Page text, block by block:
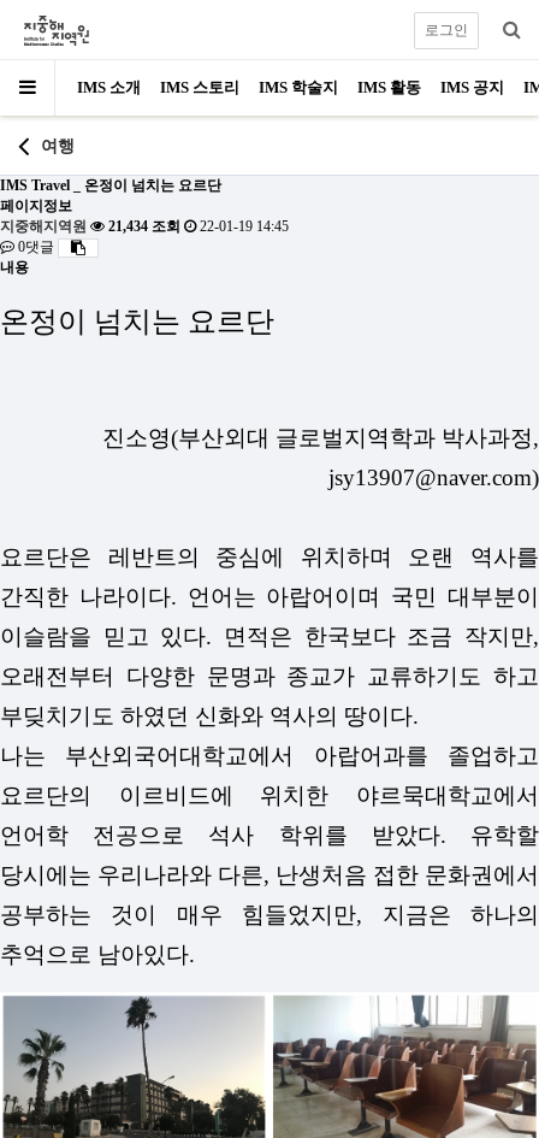
IMS 소개 IMS 스토리 IMS 학술지 IMS 활동 IMS 공지
로그인
여행
IMS Travel _ 온정이 넘치는 요르단
페이지정보
지중해지역원
21,434 조회
22-01-19 14:45
0댓글
내용
온정이 넘치는 요르단
진소영(부산외대 글로벌지역학과 박사과정,
jsy13907@naver.com)
요르단은 레반트의 중심에 위치하며 오랜 역사를
간직한 나라이다. 언어는 아랍어이며 국민 대부분이
이슬람을 믿고 있다. 면적은 한국보다 조금 작지만,
오래전부터 다양한 문명과 종교가 교류하기도 하고
부딪치기도 하였던 신화와 역사의 땅이다.
나는 부산외국어대학교에서 아랍어과를 졸업하고
요르단의 이르비드에 위치한 야르묵대학교에서
언어학 전공으로 석사 학위를 받았다. 유학할
당시에는 우리나라와 다른, 난생처음 접한 문화권에서
공부하는 것이 매우 힘들었지만, 지금은 하나의
추억으로 남아있다.